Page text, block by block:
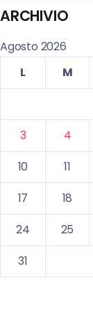
ARCHIVIO
Agosto 2026
L
M
3
4
10
11
17
18
24
25
31